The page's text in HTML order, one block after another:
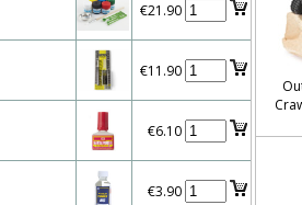
€21.90
€11.90
€6.10
€3.90